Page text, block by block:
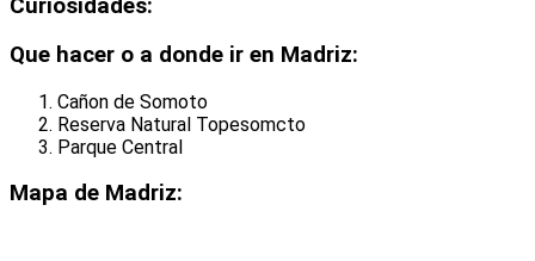
Curiosidades:
Que hacer o a donde ir en Madriz:
Cañon de Somoto
Reserva Natural Topesomcto
Parque Central
Mapa de Madriz: